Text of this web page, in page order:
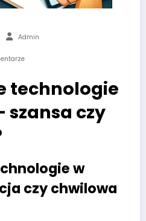
Admin
technologie
szansa czy
w
czy chwilowa